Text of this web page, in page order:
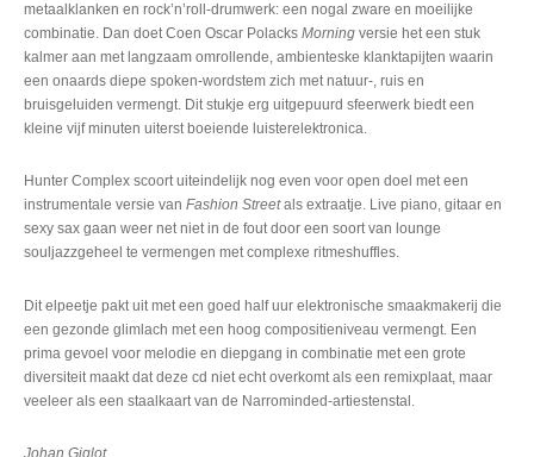
metaalklanken en rock’n’roll-drumwerk: een nogal zware en moeilijke
combinatie. Dan doet Coen Oscar Polacks Morning versie het een stuk
kalmer aan met langzaam omrollende, ambienteske klanktapijten waarin
een onaards diepe spoken-wordstem zich met natuur-, ruis en
bruisgeluiden vermengt. Dit stukje erg uitgepuurd sfeerwerk biedt een
kleine vijf minuten uiterst boeiende luisterelektronica.
Hunter Complex scoort uiteindelijk nog even voor open doel met een
instrumentale versie van Fashion Streetals extraatje. Live piano, gitaar en
sexy sax gaan weer net niet in de fout door een soort van lounge
souljazzgeheel te vermengen met complexe ritmeshuffles.
Dit elpeetje pakt uit met een goed half uur elektronische smaakmakerij die
een gezonde glimlach met een hoog compositieniveau vermengt. Een
prima gevoel voor melodie en diepgang in combinatie met een grote
diversiteit maakt dat deze cd niet echt overkomt als een remixplaat, maar
veeleer als een staalkaart van de Narrominded-artiestenstal.
Johan Giglot